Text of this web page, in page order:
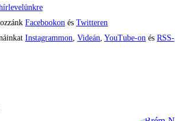
Facebookon és Twitteren
Instagrammon Videán YouTube-on és RSS-